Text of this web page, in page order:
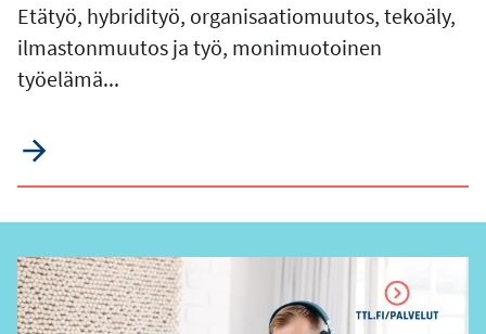
Etätyö, hybridityö, organisaatiomuutos, tekoäly,
ilmastonmuutos ja työ, monimuotoinen
työelämä...